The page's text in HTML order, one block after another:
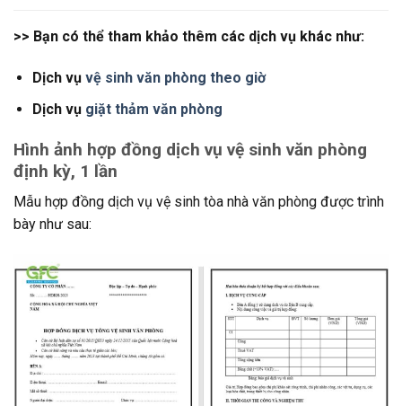
>> Bạn có thể tham khảo thêm các dịch vụ khác như:
Dịch vụ vệ sinh văn phòng theo giờ
Dịch vụgiặt thảm văn phòng
Hình ảnh hợp đồng dịch vụ vệ sinh văn phòng
định kỳ, 1 lần
Mẫu hợp đồng dịch vụ vệ sinh tòa nhà văn phòng được trình
bày như sau: